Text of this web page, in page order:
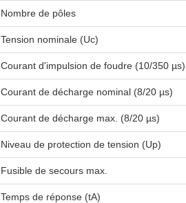
Nombre de pôles
Tension nominale (Uc)
Courant d'impulsion de foudre (10/350 µs)
Courant de décharge nominal (8/20 µs)
Courant de décharge max. (8/20 µs)
Niveau de protection de tension (Up)
Fusible de secours max.
Temps de réponse (tA)